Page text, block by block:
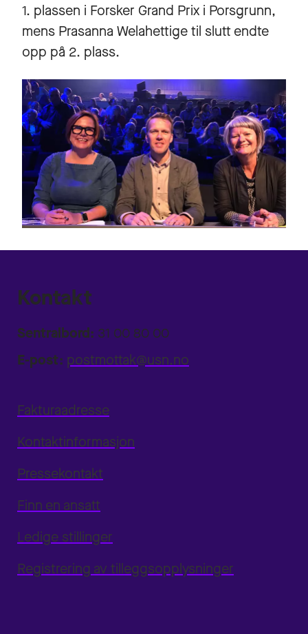
1. plassen i Forsker Grand Prix i Porsgrunn,
mens Prasanna Welahettige til slutt endte
opp på 2. plass.
Kontakt
Sentralbord: 31 00 80 00
E-post: postmottak@usn.no
Fakturaadresse
Kontaktinformasjon
Pressekontakt
Finn en ansatt
Ledige stillinger
Registrering av tilleggsopplysninger